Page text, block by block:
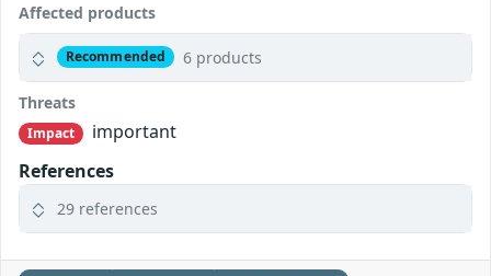
Affected products
Recommended 6 products
Threats
Impact
important
References
29 references